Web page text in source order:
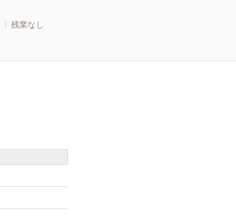
残業なし